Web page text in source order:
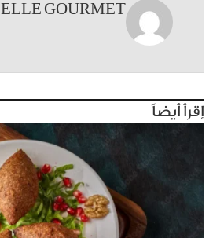
ELLE GOURMET
إقرأ أيضاً